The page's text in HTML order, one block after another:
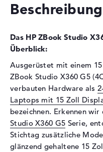
Display
Display-Typ
Max. Auflösung
Auflösungstyp
Besonderheiten
Kartenleser
Beschreibung
Das HP ZBook Studio
Überblick:
Ausgerüstet mit einem
ZBook Studio X360 G5
verbauten Hardware als
Laptops mit 15 Zoll
bezeichnen. Erkennen
Studio X360 G5 Serie,
Stichtag zusätzliche
glänzend gehaltene 15